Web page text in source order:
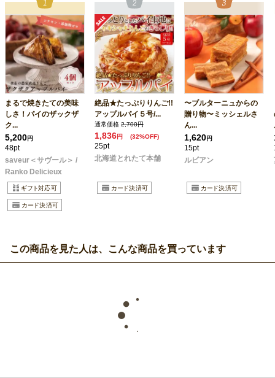
まるで焼きたての美味
しさ！パイのザックザ
ク...
5,200円
48pt
saveur＜サヴール＞ /
Ranko Delicieux
絶品★たっぷりりんご!!
アップルパイ５号/...
通常価格 2,700円
1,836円 (32%OFF)
25pt
北海道とれたて本舗
〜ブルターニュからの
贈り物〜ミッシェルさ
ん...
1,620円
15pt
ルビアン
この商品を見た人は、こんな商品を買っています